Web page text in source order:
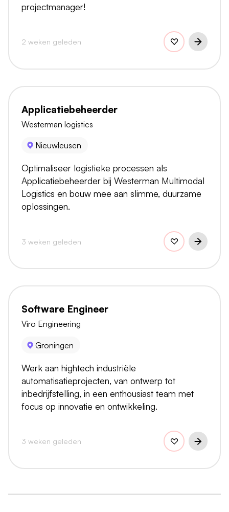
projectmanager!
2 weken geleden
Applicatiebeheerder
Westerman logistics
Nieuwleusen
Optimaliseer logistieke processen als
Applicatiebeheerder bij Westerman Multimodal
Logistics en bouw mee aan slimme, duurzame
oplossingen.
3 weken geleden
Software Engineer
Viro Engineering
Groningen
Werk aan hightech industriële
automatisatieprojecten, van ontwerp tot
inbedrijfstelling, in een enthousiast team met
focus op innovatie en ontwikkeling.
3 weken geleden